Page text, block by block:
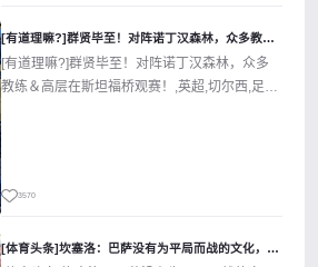
[有道理嘛?]群贤毕至！对阵诺丁汉森林，众多教练＆高层在斯坦
[有道理嘛?]群贤毕至！对阵诺丁汉森林，众多
教练＆高层在斯坦福桥观赛！,英超,切尔西,足球,
3570
[体育头条]坎塞洛：巴萨没有为平局而战的文化，第二次效力我渴